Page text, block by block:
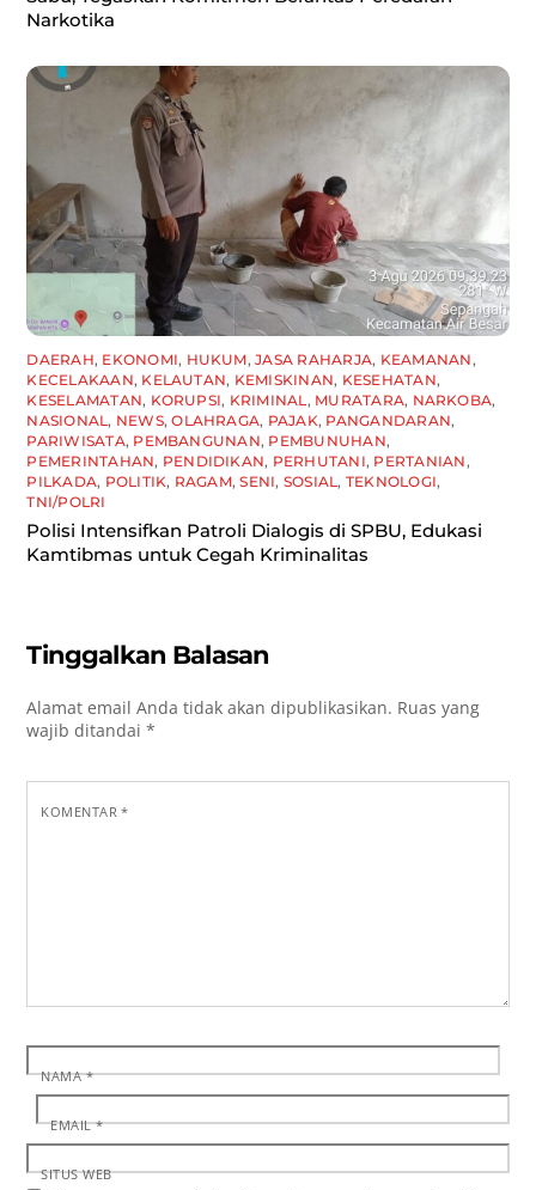
Narkotika
DAERAH, EKONOMI, HUKUM,JASA RAHARJA, KEAMANAN,
KECELAKAAN, KELAUTAN, KEMISKINAN, KESEHATAN,
KESELAMATAN, KORUPSI, KRIMINAL, MURATARA, NARKOBA,
NASIONAL, NEWS,OLAHRAGA, PAJAK, PANGANDARAN,
PARIWISATA, PEMBANGUNAN, PEMBUNUHAN,
PEMERINTAHAN, PENDIDIKAN, PERHUTANI, PERTANIAN,
PILKADA, POLITIK, RAGAM,SENI, SOSIAL, TEKNOLOGI,
TNI/POLRI
Polisi Intensifkan Patroli Dialogis di SPBU, Edukasi
Kamtibmas untuk Cegah Kriminalitas
Tinggalkan Balasan
Alamat email Anda tidak akan dipublikasikan. Ruas yang
wajib ditandai*
KOMENTAR*
NAMA*
EMAIL*
SITUS WEB